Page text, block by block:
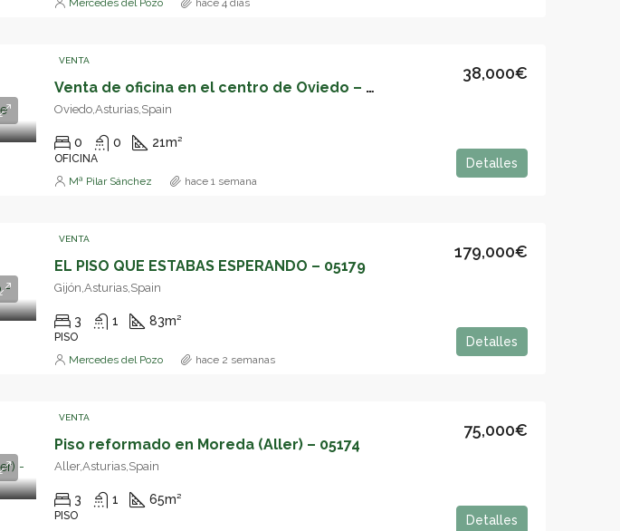
Mercedes del Pozo hace 4 días
VENTA
Venta de oficina en el centro de Oviedo – 05186
38,000€
Oviedo,Asturias,Spain
0 0 21m²
OFICINA Detalles
Mª Pilar Sánchez hace 1 semana
VENTA
EL PISO QUE ESTABAS ESPERANDO – 05179
179,000€
Gijón,Asturias,Spain
3 1 83m²
PISO Detalles
Mercedes del Pozo hace 2 semanas
VENTA
Piso reformado en Moreda (Aller) – 05174
75,000€
Aller,Asturias,Spain
3 1 65m²
PISO Detalles